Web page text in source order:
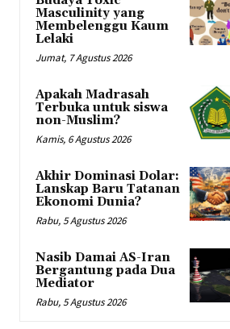
Masculinity yang
Membelenggu Kaum
Lelaki
Jumat, 7 Agustus 2026
Apakah Madrasah
Terbuka untuk siswa
non-Muslim?
Kamis, 6 Agustus 2026
Akhir Dominasi Dolar:
Lanskap Baru Tatanan
Ekonomi Dunia?
Rabu, 5 Agustus 2026
Nasib Damai AS-Iran
Bergantung pada Dua
Mediator
Rabu, 5 Agustus 2026